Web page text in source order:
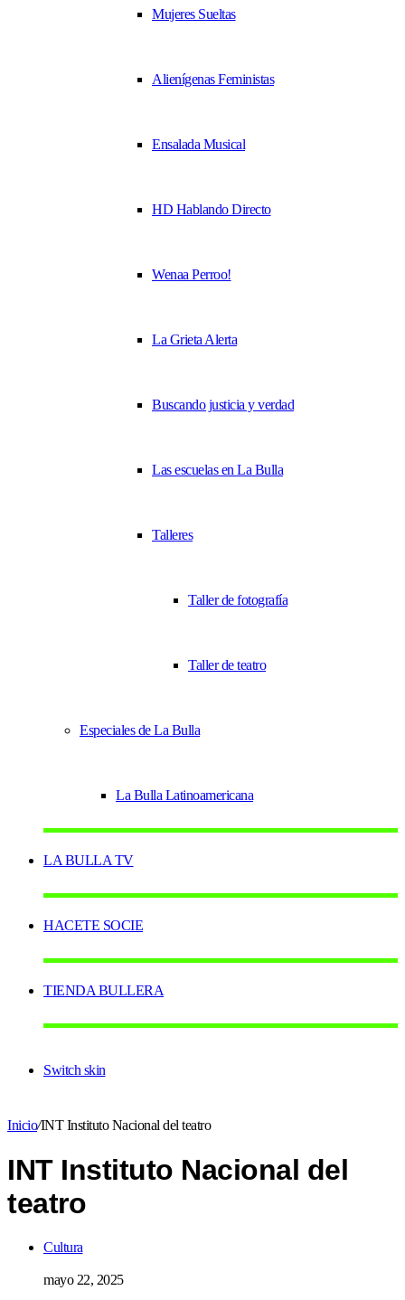
Mujeres Sueltas
Alienígenas Feministas
Ensalada Musical
HD Hablando Directo
Wenaa Perroo!
La Grieta Alerta
Buscando justicia y verdad
Las escuelas en La Bulla
Talleres
Taller de fotografía
Taller de teatro
Especiales de La Bulla
La Bulla Latinoamericana
LA BULLA TV
HACETE SOCIE
TIENDA BULLERA
Switch skin
Inicio/INT Instituto Nacional del teatro
INT Instituto Nacional del
teatro
Cultura
mayo 22, 2025